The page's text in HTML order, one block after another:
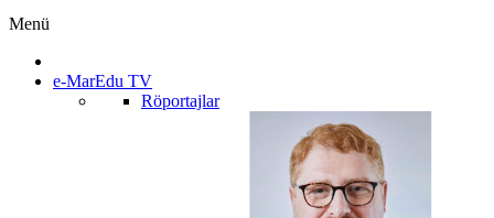
Menü
e-MarEdu TV
Röportajlar